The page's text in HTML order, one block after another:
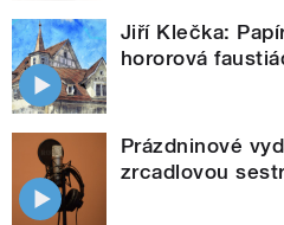
Jiří Klečka:
hororová
Prázdninové
zrcadlovou